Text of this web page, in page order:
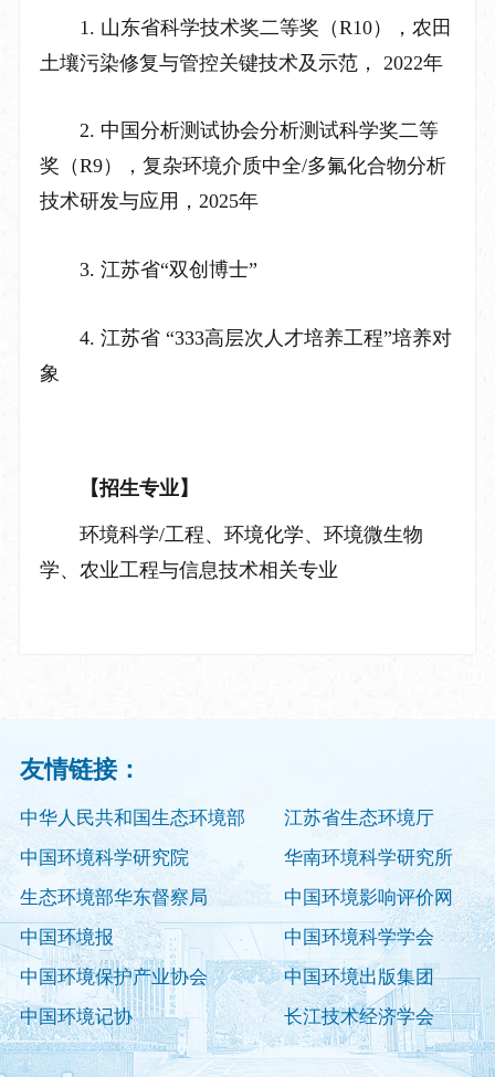
1. 山东省科学技术奖二等奖（R10），农田
土壤污染修复与管控关键技术及示范， 2022年
2. 中国分析测试协会分析测试科学奖二等
奖（R9），复杂环境介质中全/多氟化合物分析
技术研发与应用， 2025年
3. 江苏省“双创博士”
4. 江苏省 “333高层次人才培养工程”培养对
象
【招生专业】
环境科学/工程、环境化学、环境微生物
学、农业工程与信息技术相关专业
友情链接：
中华人民共和国生态环境部
江苏省生态环境厅
中国环境科学研究院
华南环境科学研究所
生态环境部华东督察局
中国环境影响评价网
中国环境报
中国环境科学学会
中国环境保护产业协会
中国环境出版集团
中国环境记协
长江技术经济学会